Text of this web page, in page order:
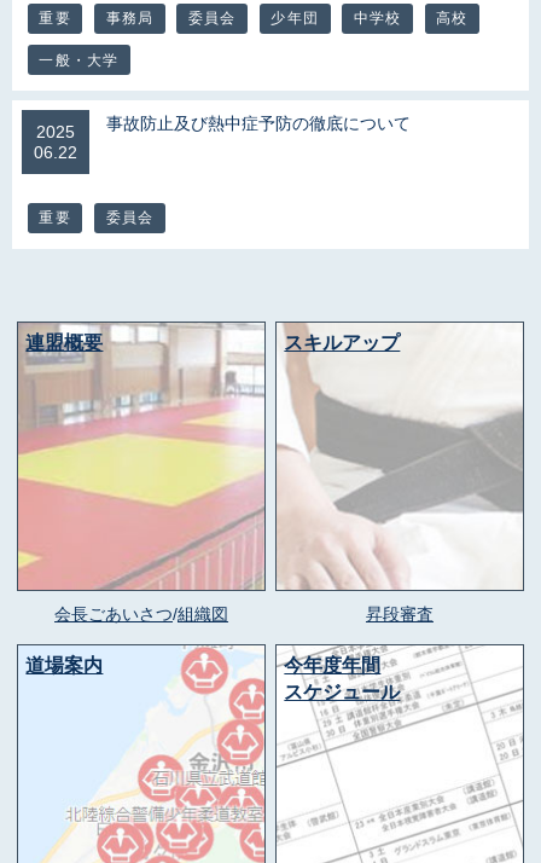
重要 事務局 委員会 少年団 中学校 高校
一般・大学
2025
06.22
事故防止及び熱中症予防の徹底について
重要 委員会
連盟概要
会長ごあいさつ/組織図
スキルアップ
昇段審査
道場案内
今年度年間
スケジュール